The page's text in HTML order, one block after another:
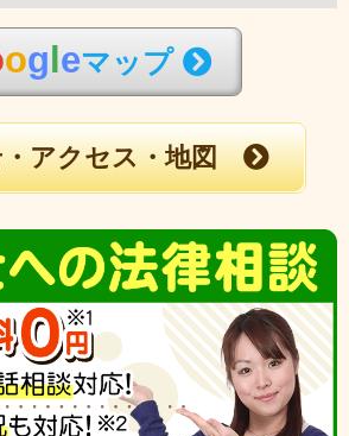
og eマップ
アクセス・地図